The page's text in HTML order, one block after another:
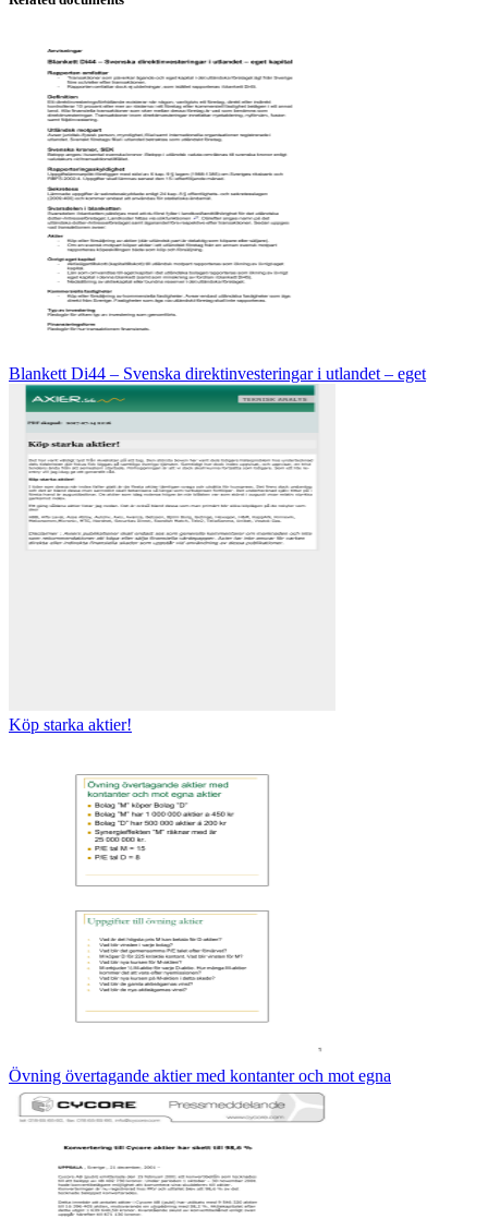
Blankett Di44 – Svenska direktinvesteringar i utlandet – eget
Köp starka aktier!
Övning övertagande aktier med kontanter och mot egna